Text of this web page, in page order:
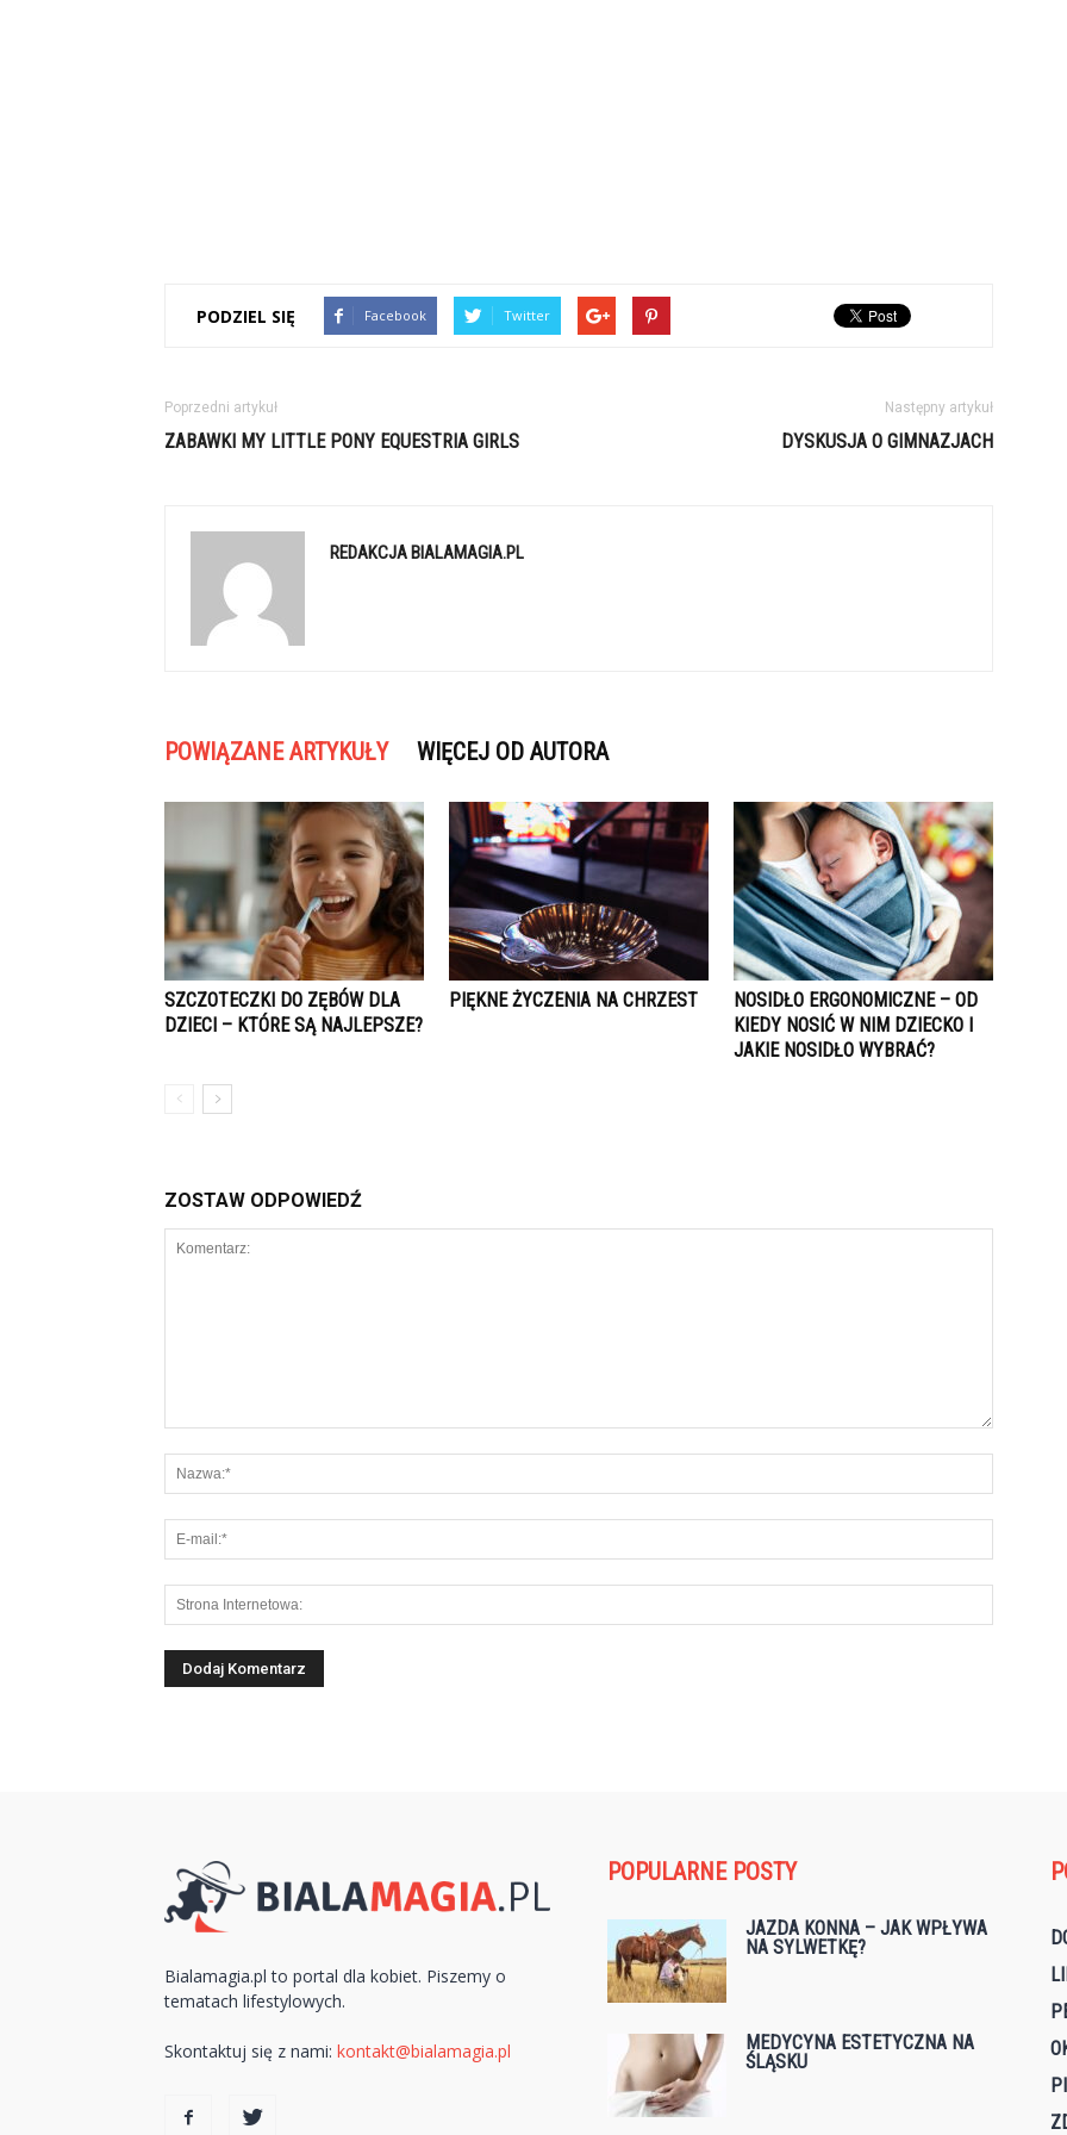
PODZIEL SIĘ Facebook Twitter
Poprzedni artykuł
ZABAWKI MY LITTLE PONY EQUESTRIA GIRLS
Następny artykuł
DYSKUSJA O GIMNAZJACH
REDAKCJA BIALAMAGIA.PL
POWIĄZANE ARTYKUŁY WIĘCEJ OD AUTORA
SZCZOTECZKI DO ZĘBÓW DLA
DZIECI – KTÓRE SĄ NAJLEPSZE?
PIĘKNE ŻYCZENIA NA CHRZEST
NOSIDŁO ERGONOMICZNE – OD
KIEDY NOSIĆ W NIM DZIECKO I
JAKIE NOSIDŁO WYBRAĆ?
ZOSTAW ODPOWIEDŹ
Bialamagia.pl to portal dla kobiet. Piszemy o
tematach lifestylowych.
Skontaktuj się z nami: kontakt@bialamagia.pl
POPULARNE POSTY
JAZDA KONNA – JAK WPŁYWA
NA SYLWETKĘ?
MEDYCYNA ESTETYCZNA NA
ŚLĄSKU